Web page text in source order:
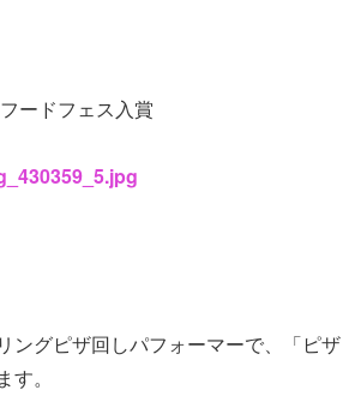
ードフェス入賞
ングピザ回しパフォーマーで、「ピザ
。